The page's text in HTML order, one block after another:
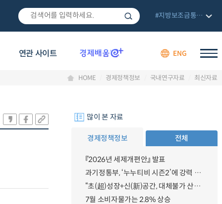
연관 사이트 ENG
#지방보조금통합관리망
HOME 경제정책정보 국내연구자료 최신자료
많이 본 자료
경제정책정보 전체
『2026년 세제개편안』 발표
과기정통부, ‘누누티비 시즌2’에 강력 대응 의지 밝혀
“초(超)성장+신(新)공간, 대체불가 산업강국”
7월 소비자물가는 2.8% 상승